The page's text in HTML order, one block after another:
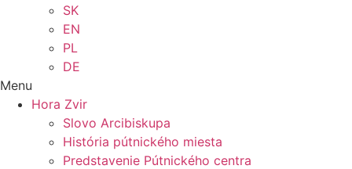
SK
EN
PL
DE
Menu
Hora Zvir
Slovo Arcibiskupa
História pútnického miesta
Predstavenie Pútnického centra